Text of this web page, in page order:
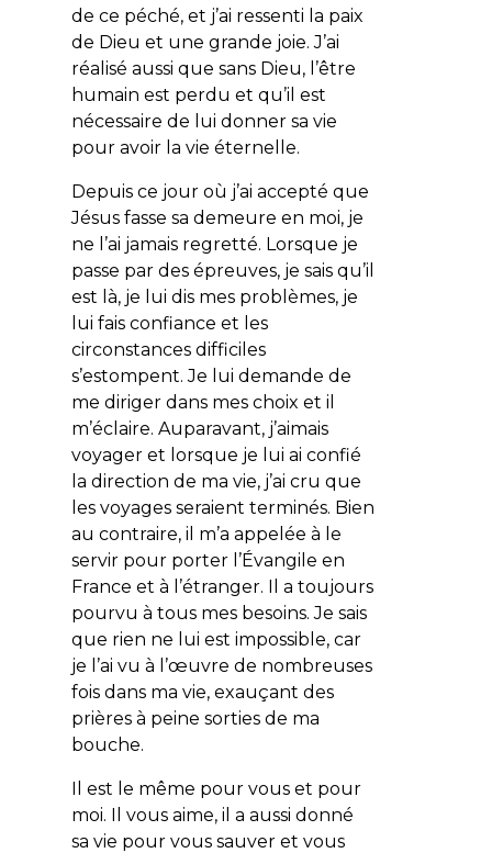
de ce péché, et j’ai ressenti la paix
de Dieu et une grande joie. J’ai
réalisé aussi que sans Dieu, l’être
humain est perdu et qu’il est
nécessaire de lui donner sa vie
pour avoir la vie éternelle.
Depuis ce jour où j’ai accepté que
Jésus fasse sa demeure en moi, je
ne l’ai jamais regretté. Lorsque je
passe par des épreuves, je sais qu’il
est là, je lui dis mes problèmes, je
lui fais confiance et les
circonstances difficiles
s’estompent. Je lui demande de
me diriger dans mes choix et il
m’éclaire. Auparavant, j’aimais
voyager et lorsque je lui ai confié
la direction de ma vie, j’ai cru que
les voyages seraient terminés. Bien
au contraire, il m’a appelée à le
servir pour porter l’Évangile en
France et à l’étranger. Il a toujours
pourvu à tous mes besoins. Je sais
que rien ne lui est impossible, car
je l’ai vu à l’œuvre de nombreuses
fois dans ma vie, exauçant des
prières à peine sorties de ma
bouche.
Il est le même pour vous et pour
moi. Il vous aime, il a aussi donné
sa vie pour vous sauver et vous